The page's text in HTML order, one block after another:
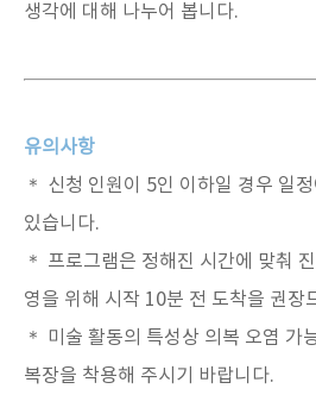
생각에 대해 나누어 봅니다.
유의사항
＊ 신청 인원이 5인 이하일 경우 일
있습니다.
＊ 프로그램은 정해진 시간에 맞춰
영을 위해 시작 10분 전 도착을 권장
＊ 미술 활동의 특성상 의복 오염 가
복장을 착용해 주시기 바랍니다.